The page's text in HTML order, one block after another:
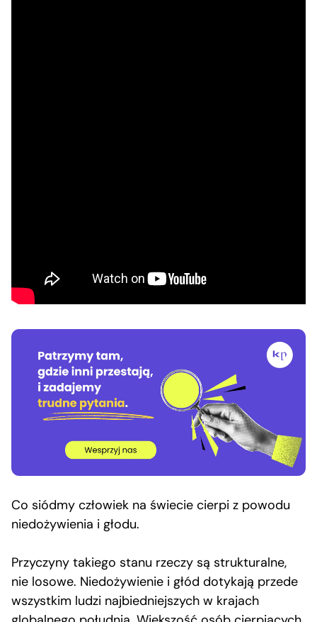
Co siódmy człowiek na świecie cierpi z powodu
niedożywienia i głodu.
Przyczyny takiego stanu rzeczy są strukturalne,
nie losowe. Niedożywienie i głód dotykają przede
wszystkim ludzi najbiedniejszych w krajach